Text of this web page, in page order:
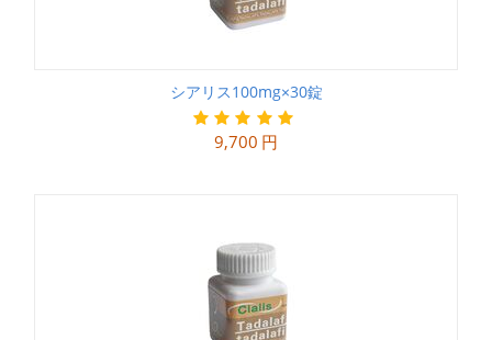
シアリス100mg×30錠
9,700 円